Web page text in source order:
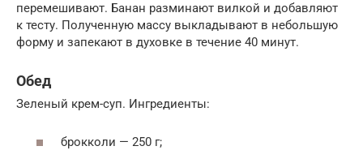
перемешивают. Банан разминают вилкой и добавляют
к тесту. Полученную массу выкладывают в небольшую
форму и запекают в духовке в течение 40 минут.
Обед
Зеленый крем-суп. Ингредиенты:
брокколи — 250 г;